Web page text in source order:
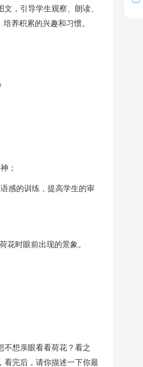
，引导学生观察、朗读、
养积累的兴趣和习惯。
；
感的训练，提高学生的审
花时眼前出现的景象。
想亲眼看看荷花？看之
看完后，请你描述一下你最